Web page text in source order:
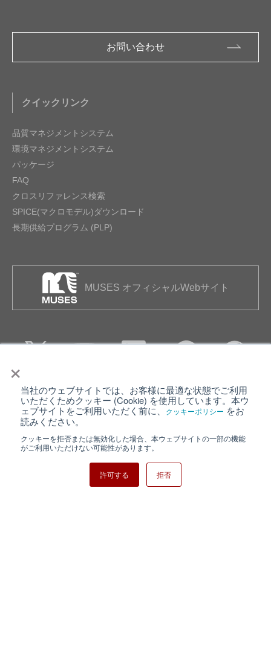
×
当社のウェブサイトでは、お客様に最適な状態でご利用
いただくためクッキー (Cookie) を使用しています。本ウ
ェブサイトをご利用いただく前に、
クッキーポリシー をお
読みください。
クッキーを拒否または無効化した場合、本ウェブサイトの一部の機能
がご利用いただけない可能性があります。
許可する 拒否
お問い合わせ
クイックリンク
品質マネジメントシステム
環境マネジメントシステム
パッケージ
FAQ
クロスリファレンス検索
SPICE(マクロモデル)ダウンロード
長期供給プログラム (PLP)
MUSES オフィシャルWebサイト
個人情報保護について ウェブサイト利用規約
クッキーポリシー
日清紡ホールディングス
Copyright ⓒ Nisshinbo Micro Devices Inc. All Rights Reserved.